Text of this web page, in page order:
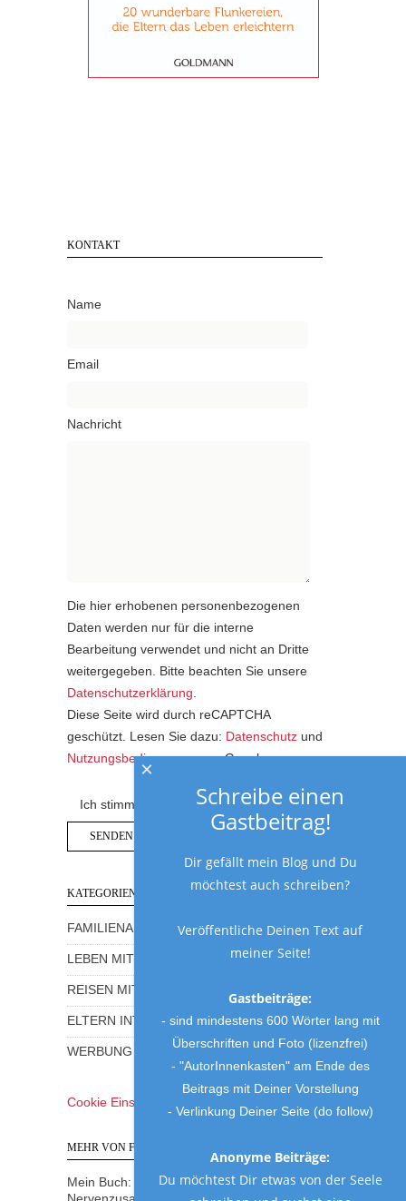
KONTAKT
Name
Email
Nachricht
Die hier erhobenen personenbezogenen
Daten werden nur für die interne
Bearbeitung verwendet und nicht an Dritte
weitergegeben. Bitte beachten Sie unsere
Datenschutzerklärung.
Diese Seite wird durch reCAPTCHA
geschützt. Lesen Sie dazu: Datenschutz und
Nutzungsbedingungenvon Google.
Ich stimme der Datenschutzerklärung zu.
KATEGORIEN
FAMILIENALLTAG MIT HUMOR
LEBEN MIT KINDERN
REISEN MIT KINDERN
ELTERN INTERVIEWS
WERBUNG UND GEWINNSPIELE
Cookie Einstellungen
MEHR VON FRAU MUTTER
Mein Buch: Eine Mama am Rande des
Schreibe einen
Gastbeitrag!
Dir gefällt mein Blog und Du
möchtest auch schreiben?
Veröffentliche Deinen Text auf
meiner Seite!
Gastbeiträge:
- sind mindestens 600 Wörter lang mit
Überschriften und Foto (lizenzfrei)
- "AutorInnenkasten" am Ende des
Beitrags mit Deiner Vorstellung
- Verlinkung Deiner Seite (do follow)
Anonyme Beiträge:
Du möchtest Dir etwas von der Seele
×